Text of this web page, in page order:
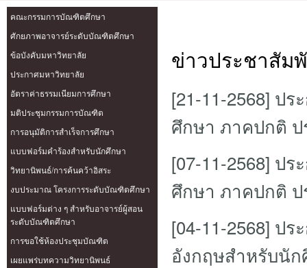
คณะกรรมการบัณฑิตศึกษา
ศักยภาพอาจารย์ระดับบัณฑิตศึกษา
ข้อบังคับมหาวิทยาลัย
ประกาศมหาวิทยาลัย
อัตราค่าธรรมเนียมการศึกษา
มติประชุมกรรมการบัณฑิต
การอนุมัติการสำเร็จการศึกษา
แบบฟอร์มคำร้องสำหรับนักศึกษา
วิทยานิพนธ์/การค้นคว้าอิสระ
งบประมาณ โครงการระดับบัณฑิตศึกษา
แบบฟอร์มต่าง ๆ สำหรับอาจารย์ผู้สอน
ระดับบัณฑิตศึกษา
การขอใช้ห้องประชุมบัณฑิต
เผยแพร่บทความวิทยานิพนธ์
ข่าวประชาสัม
[21-11-2568] ปร
ศึกษา ภาคปกติ ป
[07-11-2568] ปร
ศึกษา ภาคปกติ ป
[04-11-2568] ปร
อังกฤษสำหรับนั